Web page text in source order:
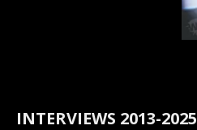
INTERVIEWS 2013-2025